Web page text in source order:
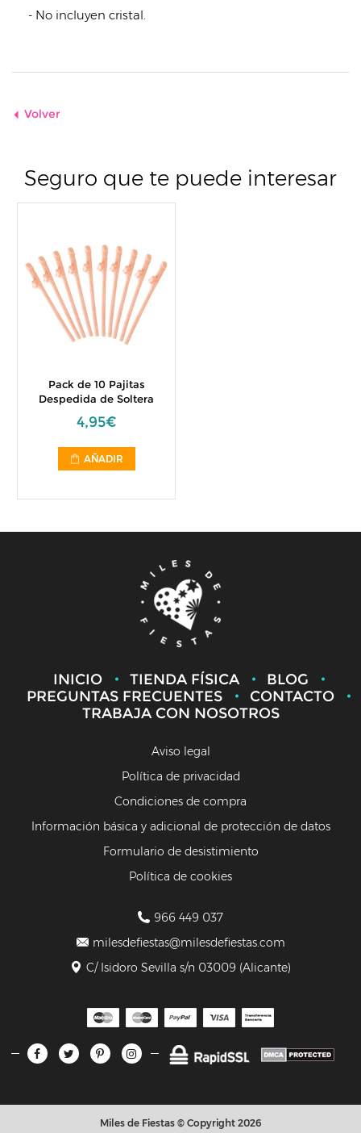
- No incluyen cristal.
Volver
Seguro que te puede interesar
Pack de 10 Pajitas
Despedida de Soltera
4,95€
AÑADIR
INICIO TIENDA FÍSICA
BLOG
PREGUNTAS FRECUENTES
CONTACTO
TRABAJA CON NOSOTROS
Aviso legal
Política de privacidad
Condiciones de compra
Información básica y adicional de protección de datos
Formulario de desistimiento
Política de cookies
966 449 037
milesdefiestas@milesdefiestas.com
C/ Isidoro Sevilla s/n 03009 (Alicante)
Miles de Fiestas © Copyright 2026